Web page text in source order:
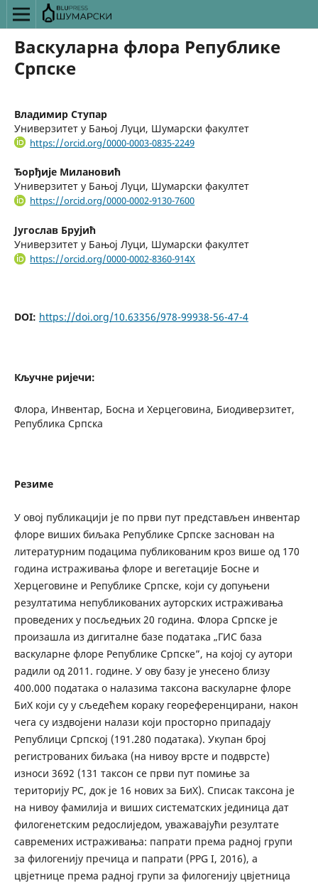
Васкуларна флора Републике
Српске
Владимир Ступар
Универзитет у Бањој Луци, Шумарски факултет
https://orcid.org/0000-0003-0835-2249
Ђорђије Милановић
Универзитет у Бањој Луци, Шумарски факултет
https://orcid.org/0000-0002-9130-7600
Југослав Брујић
Универзитет у Бањој Луци, Шумарски факултет
https://orcid.org/0000-0002-8360-914X
DOI: https://doi.org/10.63356/978-99938-56-47-4
Кључне ријечи:
Флора, Инвентар, Босна и Херцеговина, Биодиверзитет,
Република Српска
Резиме
У овој публикацији је по први пут представљен инвентар
флоре виших биљака Републике Српске заснован на
литературним подацима публикованим кроз више од 170
година истраживања флоре и вегетације Босне и
Херцеговине и Републике Српске, који су допуњени
резултатима непубликованих ауторских истраживања
проведених у посљедњих 20 година. Флора Српске је
произашла из дигиталне базе података „ГИС база
васкуларне флоре Републике Српске”, на којој су аутори
радили од 2011. године. У ову базу је унесено близу
400.000 података о налазима таксона васкуларне флоре
БиХ који су у сљедећем кораку геореференцирани, након
чега су издвојени налази који просторно припадају
Републици Српској (191.280 података). Укупан број
регистрованих биљака (на нивоу врсте и подврсте)
износи 3692 (131 таксон се први пут помиње за
територију РС, док је 16 нових за БиХ). Списак таксона је
на нивоу фамилија и виших систематских јединица дат
филогенетским редослиједом, уважавајући резултате
савремених истраживања: папрати према радној групи
за филогенију пречица и папрати (PPG I, 2016), а
цвјетнице према радној групи за филогенију цвјетница